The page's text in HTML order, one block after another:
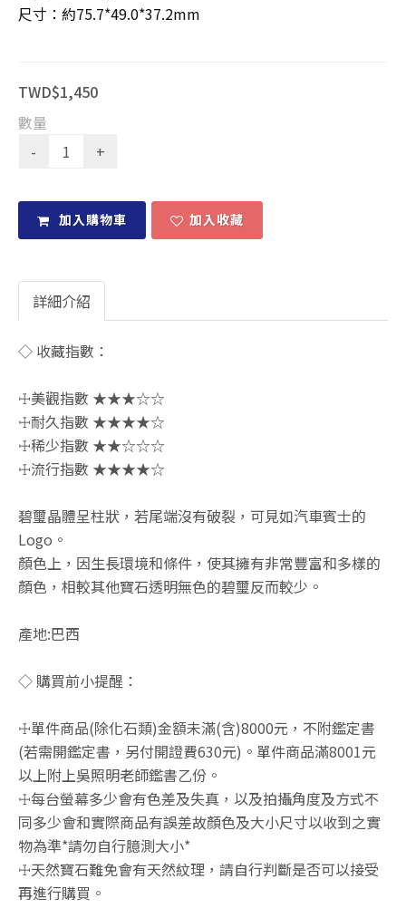
尺寸：約75.7*49.0*37.2mm
TWD$1,450
數量
加入購物車 加入收藏
詳細介紹
◇ 收藏指數：
☩美觀指數 ★★★☆☆
☩耐久指數 ★★★★☆
☩稀少指數 ★★☆☆☆
☩流行指數 ★★★★☆
碧璽晶體呈柱狀，若尾端沒有破裂，可見如汽車賓士的
Logo。
顏色上，因生長環境和條件，使其擁有非常豐富和多樣的
顏色，相較其他寶石透明無色的碧璽反而較少。
產地:巴西
◇ 購買前小提醒：
☩單件商品(除化石類)金額未滿(含)8000元，不附鑑定書
(若需開鑑定書，另付開證費630元)。單件商品滿8001元
以上附上吳照明老師鑑書乙份。
☩每台螢幕多少會有色差及失真，以及拍攝角度及方式不
同多少會和實際商品有誤差故顏色及大小尺寸以收到之實
物為準*請勿自行臆測大小*
☩天然寶石難免會有天然紋理，請自行判斷是否可以接受
再進行購買。